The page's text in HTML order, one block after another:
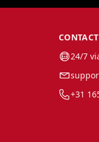
CONTACT
24/7
+31